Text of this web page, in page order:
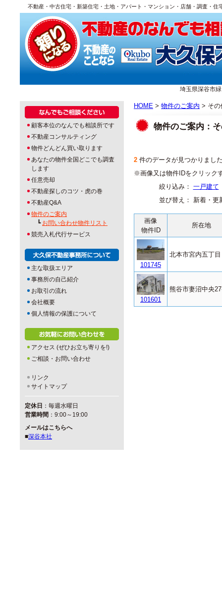
不動産・中古住宅・新築住宅・土地・アパート・マンション・店舗・調査・
埼玉県深谷市
HOME > 物件のご案内 > その
物件のご案内：
2 件のデータが見つかりまし
※画像又は物件IDをクリック
絞り込み： 一戸建て
並び替え： 新着・更
画像
物件ID
所在地
101745
北本市宮内五丁目
101601
熊谷市妻沼中央
顧客本位のなんでも相談所です
不動産コンサルティング
物件どんどん買い取ります
あなたの物件全国どこでも調査
します
任意売却
不動産探しのコツ・虎の巻
不動産Q&A
物件のご案内
┗ お問い合わせ物件リスト
競売入札代行サービス
主な取扱エリア
事務所の自己紹介
お取引の流れ
会社概要
個人情報の保護について
アクセス (ぜひお立ち寄りを!)
ご相談・お問い合わせ
リンク
サイトマップ
定休日 ：毎週水曜日
営業時間 ：9:00～19:00
メールはこちらへ
■深谷本社